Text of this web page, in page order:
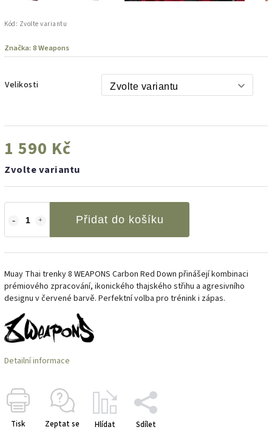
Kód: Zvolte variantu
Značka: 8 Weapons
Velikosti
1 590 Kč
Zvolte variantu
Přidat do košíku
Muay Thai trenky 8 WEAPONS Carbon Red Down přinášejí kombinaci
prémiového zpracování, ikonického thajského střihu a agresivního
designu v červené barvě. Perfektní volba pro trénink i zápas.
Detailní informace
Tisk Zeptat se Hlídat Sdílet